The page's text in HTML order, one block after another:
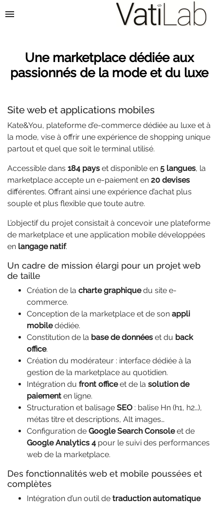
menu
Une marketplace dédiée aux
passionnés de la mode et du luxe
Site web et applications mobiles
Kate&You, plateforme d’e-commerce dédiée au luxe et à
la mode, vise à offrir une expérience de shopping unique
partout et quel que soit le terminal utilisé.
Accessible dans 184 pays et disponible en 5 langues, la
marketplace accepte un e-paiement en 20 devises
différentes. Offrant ainsi une expérience d’achat plus
souple et plus flexible que toute autre.
L’objectif du projet consistait à concevoir une plateforme
de marketplace et une application mobile développées
en langage natif.
Un cadre de mission élargi pour un projet web
de taille
Création de la charte graphiquedu site e-
commerce.
Conception de la marketplace et de son appli
mobiledédiée.
Constitution de la base de données et du back
office.
Création du modérateur : interface dédiée à la
gestion de la marketplace au quotidien.
Intégration du front officeet de la solution de
paiement en ligne.
Structuration et balisage SEO : balise Hn (h1, h2…),
métas titre et descriptions, Alt images…
Configuration de Google Search Consoleet de
Google Analytics 4 pour le suivi des performances
web de la marketplace.
Des fonctionnalités web et mobile poussées et
complètes
Intégration d’un outil de traduction automatique